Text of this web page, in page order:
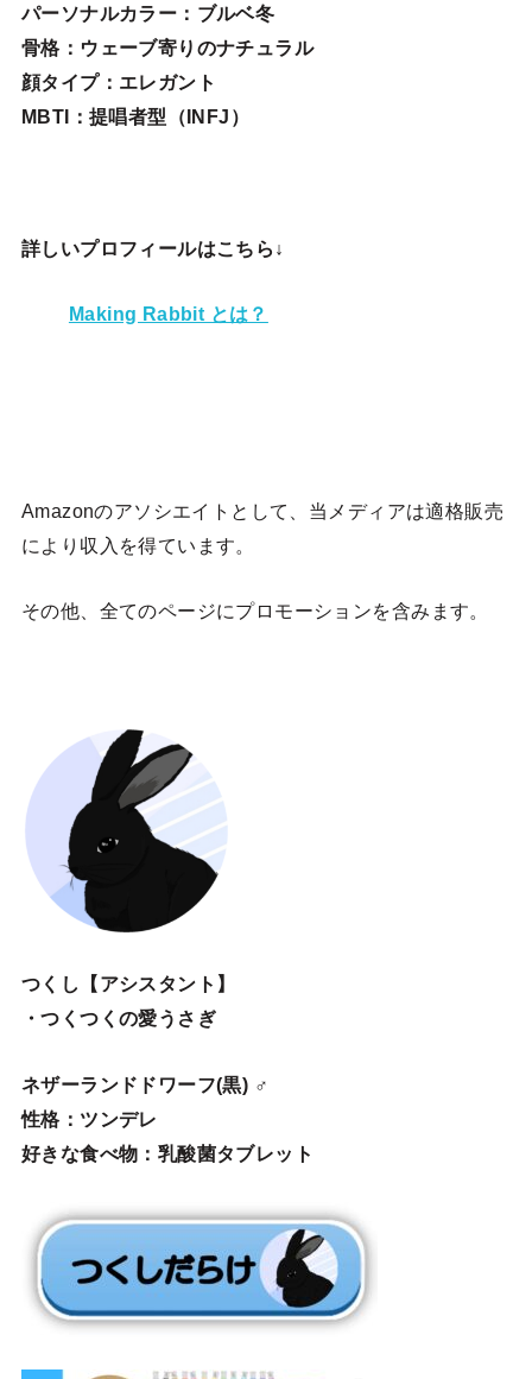
パーソナルカラー：ブルベ冬
骨格：ウェーブ寄りのナチュラル
顔タイプ：エレガン ト
MBTI：提唱者型（INFJ）
詳しいプロフィールはこちら↓
Making Rabbit とは？
Amazonのアソシエイトとして、当メディアは適格販売
により収入を得ています。
その他、全てのページにプロモーションを含みます。
つくし【アシスタント】
・つくつくの愛うさぎ
ネザーランドドワーフ(黒) ♂
性格：ツンデレ
好きな食べ物：乳酸菌タブレット